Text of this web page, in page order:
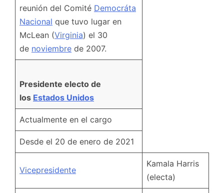
reunión del Comité Democráta
Nacional que tuvo lugar en
McLean (Virginia) el 30
de noviembre de 2007.
Presidente electo de
los Estados Unidos
Actualmente en el cargo
Desde el 20 de enero de 2021
Vicepresidente
Kamala Harris
(electa)